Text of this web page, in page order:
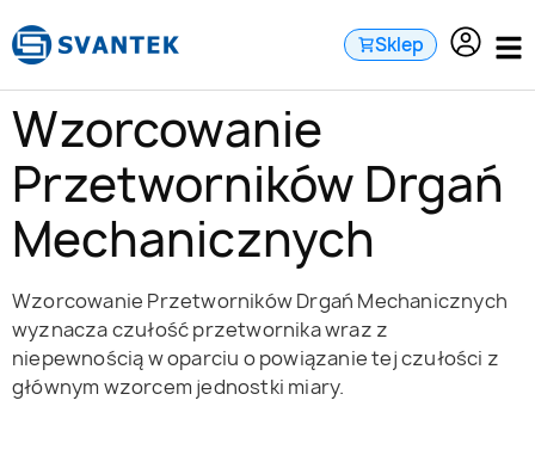
treści
Sklep
Wzorcowanie
Przetworników Drgań
Mechanicznych
Wzorcowanie Przetworników Drgań Mechanicznych
wyznacza czułość przetwornika wraz z
niepewnością w oparciu o powiązanie tej czułości z
głównym wzorcem jednostki miary.